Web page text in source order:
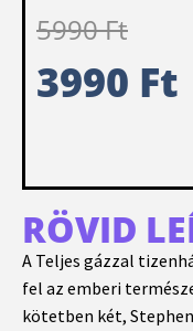
5990Ft
3990 Ft
RÖVID
A Teljes gázzal
fel az emberi
kötetben két,